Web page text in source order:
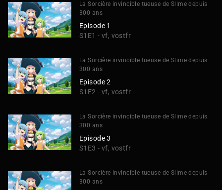
La Sorcière invincible tueuse de Slime depuis
300 ans
Episode 1
S1E1 - vf, vostfr
La Sorcière invincible tueuse de Slime depuis
300 ans
Episode 2
S1E2 - vf, vostfr
La Sorcière invincible tueuse de Slime depuis
300 ans
Episode 3
S1E3 - vf, vostfr
La Sorcière invincible tueuse de Slime depuis
300 ans